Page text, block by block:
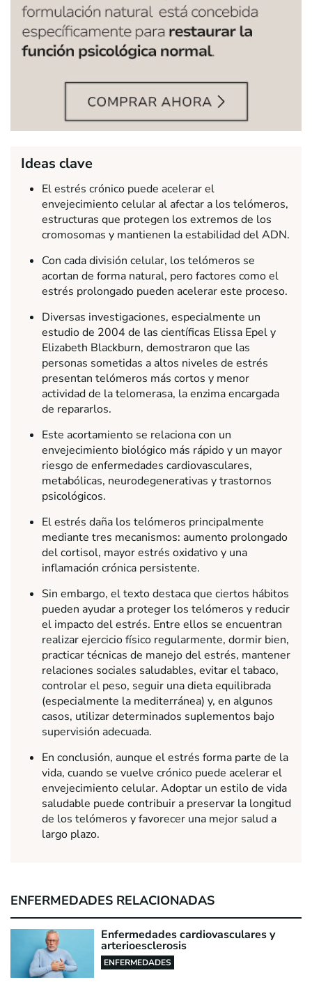
Ideas clave
El estrés crónico puede acelerar el
envejecimiento celular al afectar a los telómeros,
estructuras que protegen los extremos de los
cromosomas y mantienen la estabilidad del ADN.
Con cada división celular, los telómeros se
acortan de forma natural, pero factores como el
estrés prolongado pueden acelerar este proceso.
Diversas investigaciones, especialmente un
estudio de 2004 de las científicas Elissa Epel y
Elizabeth Blackburn, demostraron que las
personas sometidas a altos niveles de estrés
presentan telómeros más cortos y menor
actividad de la telomerasa, la enzima encargada
de repararlos.
Este acortamiento se relaciona con un
envejecimiento biológico más rápido y un mayor
riesgo de enfermedades cardiovasculares,
metabólicas, neurodegenerativas y trastornos
psicológicos.
El estrés daña los telómeros principalmente
mediante tres mecanismos: aumento prolongado
del cortisol, mayor estrés oxidativo y una
inflamación crónica persistente.
Sin embargo, el texto destaca que ciertos hábitos
pueden ayudar a proteger los telómeros y reducir
el impacto del estrés. Entre ellos se encuentran
realizar ejercicio físico regularmente, dormir bien,
practicar técnicas de manejo del estrés, mantener
relaciones sociales saludables, evitar el tabaco,
controlar el peso, seguir una dieta equilibrada
(especialmente la mediterránea) y, en algunos
casos, utilizar determinados suplementos bajo
supervisión adecuada.
En conclusión, aunque el estrés forma parte de la
vida, cuando se vuelve crónico puede acelerar el
envejecimiento celular. Adoptar un estilo de vida
saludable puede contribuir a preservar la longitud
de los telómeros y favorecer una mejor salud a
largo plazo.
ENFERMEDADES RELACIONADAS
Enfermedades cardiovasculares y
arterioesclerosis
ENFERMEDADES